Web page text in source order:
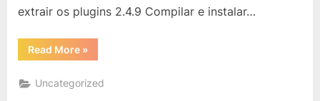
extrair os plugins 2.4.9 Compilar e instalar…
Read More“Nagios:
Configuração
Monitoramento
de
»
Uncategorized